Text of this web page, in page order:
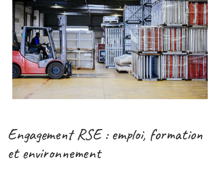
Engagement RSE : emploi, formation
et environnement